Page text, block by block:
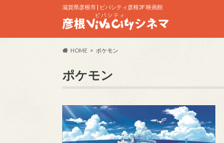
滋賀県彦根市 | ビバシティ彦根3F 映画館
HOME ポケモン
ポケモン